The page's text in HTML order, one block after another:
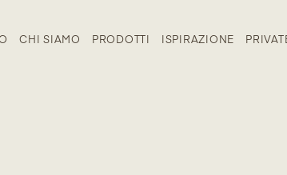
CHI SIAMO PRODOTTI ISPIRAZIONE